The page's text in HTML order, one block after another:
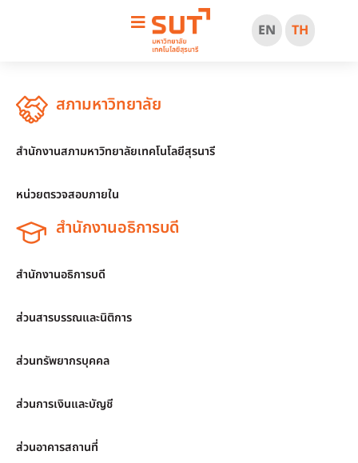
EN TH
สภามหาวิทยาลัย
สำนักงานสภามหาวิทยาลัยเทคโนโลยีสุรนารี
หน่วยตรวจสอบภายใน
สำนักงานอธิการบดี
สำนักงานอธิการบดี
ส่วนสารบรรณและนิติการ
ส่วนทรัพยากรบุคคล
ส่วนการเงินและบัญชี
ส่วนอาคารสถานที่